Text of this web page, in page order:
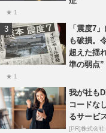
★ 1
「震度7
も破損。
超えた揺
準の弱点”
★ 1
我が社も
コードな
るサービ
[PR]株式会社